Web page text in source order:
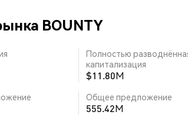
BOUNTY
Полностью
капитализация
$11.80M
Общее предложение
555.42M